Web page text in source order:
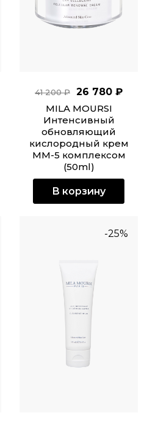
41 200 ₽
26 780 ₽
MILA MOURSI
Интенсивный
обновляющий
кислородный крем
ММ-5 комплексом
(50ml)
В корзину
-25%